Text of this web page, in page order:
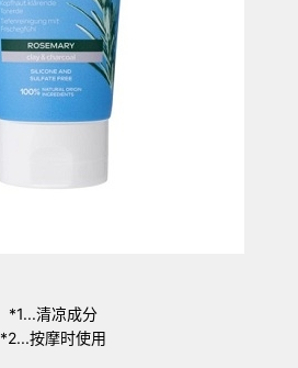
*1...清凉成分
*2...按摩时使用